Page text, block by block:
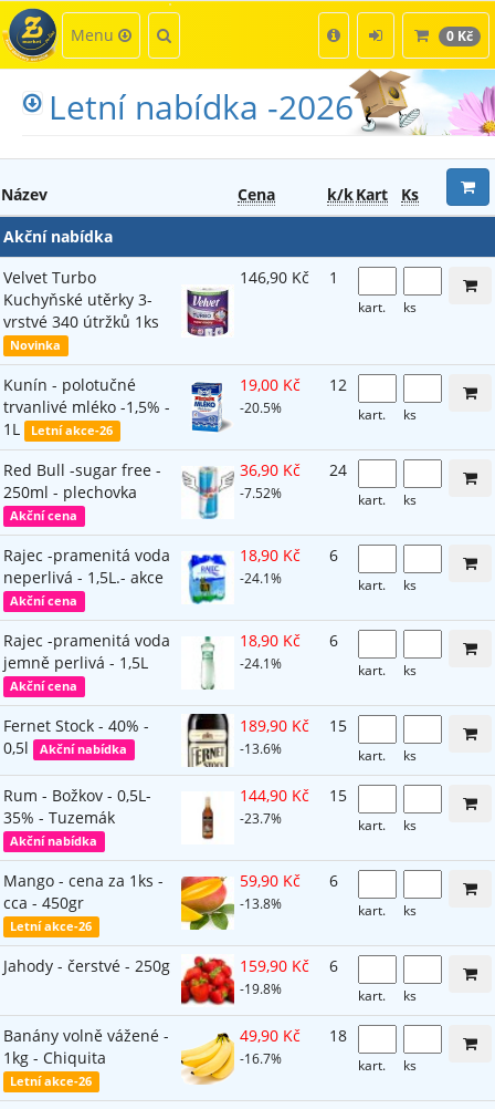
Kategorie
Menu Hledat 0 Kč
Letní nabídka -2026
Název Cena k/kKart
Ks
Akční nabídka
Velvet Turbo
Kuchyňské utěrky 3-
vrstvé 340 útržků 1ks
Novinka
146,90 Kč 1
kart. ks
Kunín - polotučné
trvanlivé mléko -1,5% -
1L
Letní akce-26
19,00 Kč
-20.5%
12
kart. ks
Red Bull -sugar free -
250ml - plechovka
Akční cena
36,90 Kč
-7.52%
24
kart. ks
Rajec -pramenitá voda
neperlivá - 1,5L.- akce
Akční cena
18,90 Kč
-24.1%
6
kart. ks
Rajec -pramenitá voda
jemně perlivá - 1,5L
Akční cena
18,90 Kč
-24.1%
6
kart. ks
Fernet Stock - 40% -
0,5l
Akční nabídka
189,90 Kč
-13.6%
15
kart. ks
Rum - Božkov - 0,5L-
35% - Tuzemák
Akční nabídka
144,90 Kč
-23.7%
15
kart. ks
Mango - cena za 1ks -
cca - 450gr
Letní akce-26
59,90 Kč
-13.8%
6
kart. ks
Jahody - čerstvé - 250g 159,90 Kč
-19.8%
6
kart. ks
Banány volně vážené -
1kg - Chiquita
Letní akce-26
49,90 Kč
-16.7%
18
kart. ks